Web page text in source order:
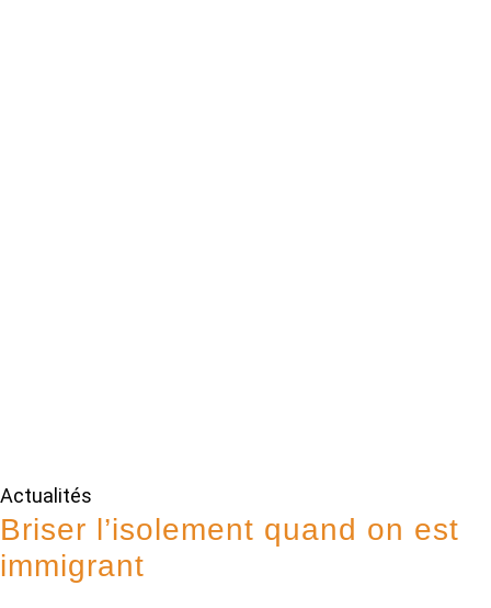
Actualités
Briser l’isolement quand on est
immigrant